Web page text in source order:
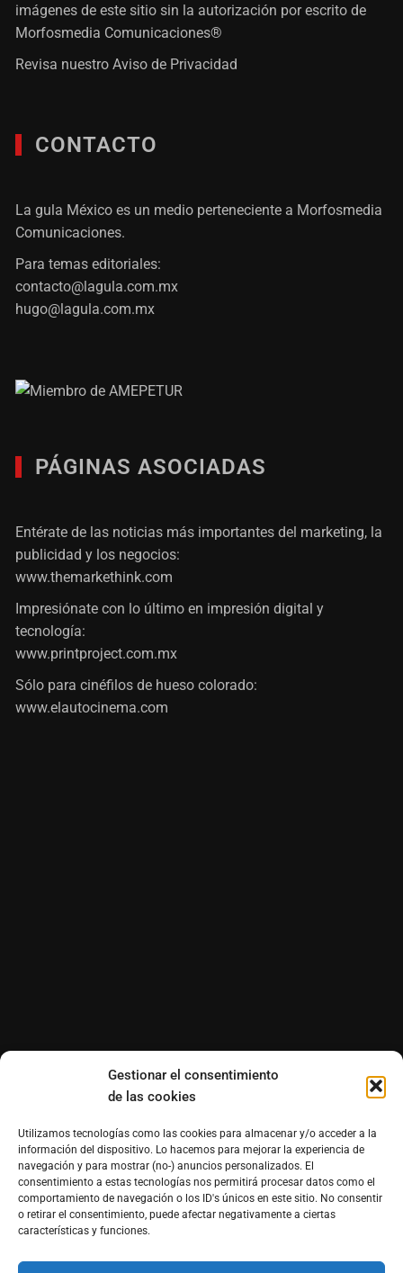
Gestionar el consentimiento
de las cookies
Utilizamos tecnologías como las cookies para almacenar y/o acceder a la
información del dispositivo. Lo hacemos para mejorar la experiencia de
navegación y para mostrar (no-) anuncios personalizados. El
consentimiento a estas tecnologías nos permitirá procesar datos como el
comportamiento de navegación o los ID's únicos en este sitio. No consentir
o retirar el consentimiento, puede afectar negativamente a ciertas
características y funciones.
imágenes de este sitio sin la autorización por escrito de
Morfosmedia Comunicaciones®
Revisa nuestroAviso de Privacidad
CONTACTO
La gula México es un medio perteneciente a Morfosmedia
Comunicaciones.
Para temas editoriales:
contacto@lagula.com.mx
hugo@lagula.com.mx
PÁGINAS ASOCIADAS
Entérate de las noticias más importantes del marketing, la
publicidad y los negocios:
www.themarkethink.com
Impresiónate con lo último en impresión digital y
tecnología:
www.printproject.com.mx
Sólo para cinéfilos de hueso colorado:
www.elautocinema.com